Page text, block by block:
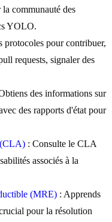
communauté des
YOLO.
protocoles pour contribuer,
requests, signaler des
des informations sur
des rapports d'état pour
(CLA) : Consulte le CLA
associés à la
(MRE) : Apprends
pour la résolution